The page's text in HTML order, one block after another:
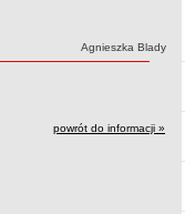
Autor:
Agnieszka Blady
powrót do informacji »